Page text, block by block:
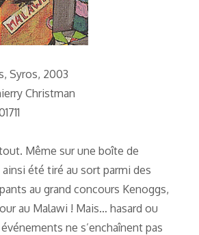
Syros, 2003
Christman
Même sur une boîte de
ainsi été tiré au sort parmi des
au grand concours Kenoggs,
au Malawi ! Mais… hasard ou
ne s’enchaînent pas